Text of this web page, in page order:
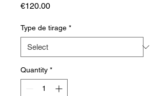
€120.00Price
Type de tirage *
Quantity *